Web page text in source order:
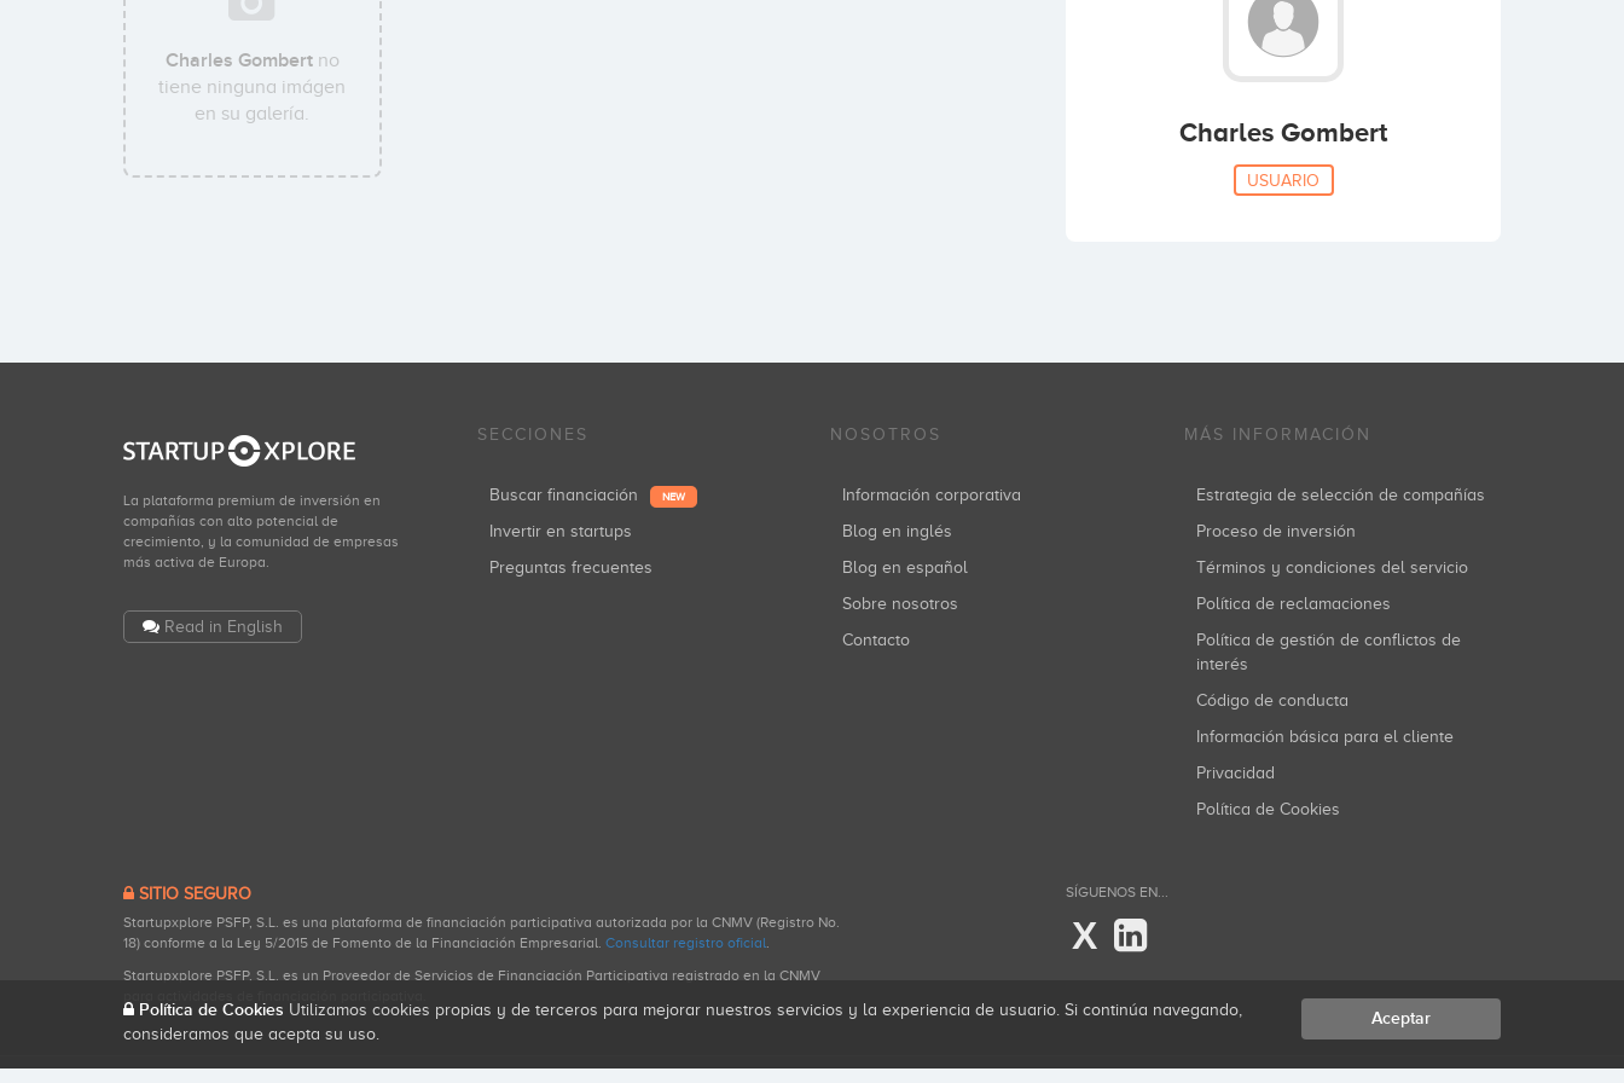
Charles Gombertno
tiene ninguna imágen
en su galería.
Charles Gombert
USUARIO
La plataforma premium de inversión en
compañías con alto potencial de
crecimiento, y la comunidad de empresas
más activa de Europa.
Read in English
SECCIONES
Buscar financiación NEW
Invertir en startups
Preguntas frecuentes
NOSOTROS
Información corporativa
Blog en inglés
Blog en español
Sobre nosotros
Contacto
MÁS INFORMACIÓN
Estrategia de selección de compañías
Proceso de inversión
Términos y condiciones del servicio
Política de reclamaciones
Política de gestión de conflictos de
interés
Código de conducta
Información básica para el cliente
Privacidad
Política de Cookies
SITIO SEGURO
Startupxplore PSFP, S.L. es una plataforma de financiación participativa autorizada por la CNMV (Registro No.
18) conforme a la Ley 5/2015 de Fomento de la Financiación Empresarial. Consultar registro oficial.
Startupxplore PSFP, S.L. es un Proveedor de Servicios de Financiación Participativa registrado en la CNMV
SÍGUENOS EN...
X
Política de Cookies Utilizamos cookies propias y de terceros para mejorar nuestros servicios y la experiencia de usuario. Si continúa navegando,
consideramos que acepta su uso.
Aceptar